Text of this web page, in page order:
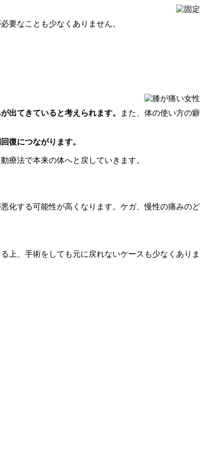
要なことも少なくありません。
出てきていると考えられます。
また、体の使い方の癖
復につながります。
療法で本来の体へと戻していきます。
化する可能性が高くなります。ケガ、慢性の痛みのど
上、手術をしても元に戻れないケースも少なくありま